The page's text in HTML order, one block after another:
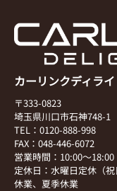
カーリンクディラ
〒333-0823
埼玉県川口市石神748-1
TEL：0120-888-998
FAX：048-446-6072
営業時間：10:00～18:00
定休日：水曜日定休（
休業、夏季休業